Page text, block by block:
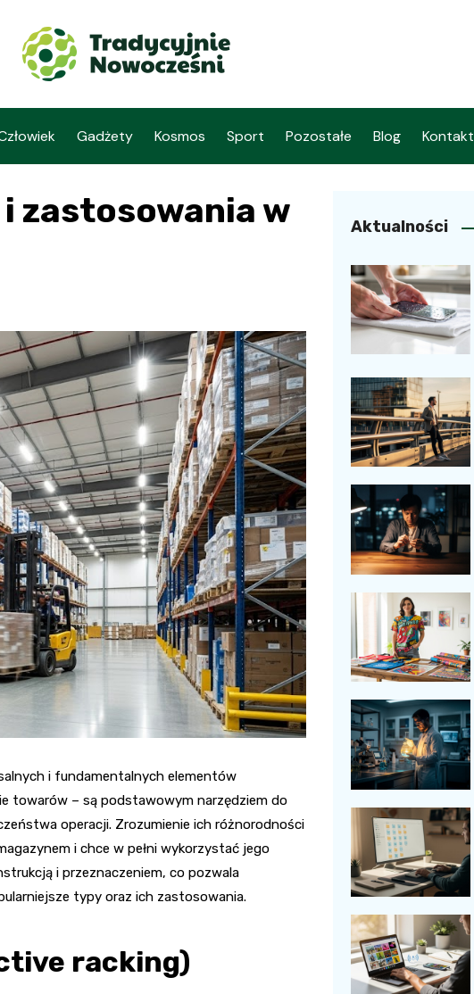
Gadżety Kosmos Sport Pozostałe Blog Kontakt
zastosowania w
i fundamentalnych elementów
towarów – są podstawowym narzędziem do
operacji. Zrozumienie ich różnorodności
i chce w pełni wykorzystać jego
i przeznaczeniem, co pozwala
typy oraz ich zastosowania.
racking)
Aktualności